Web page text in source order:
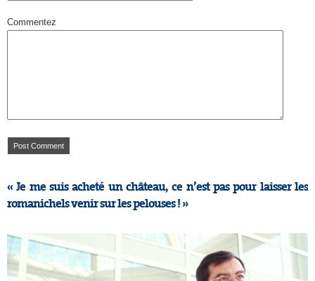
Commentez
« Je me suis acheté un château, ce n’est pas pour laisser les
romanichels venir sur les pelouses ! »